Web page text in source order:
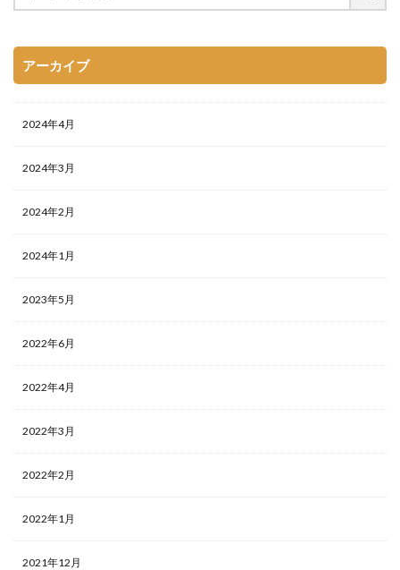
アーカイブ
2024年4月
2024年3月
2024年2月
2024年1月
2023年5月
2022年6月
2022年4月
2022年3月
2022年2月
2022年1月
2021年12月